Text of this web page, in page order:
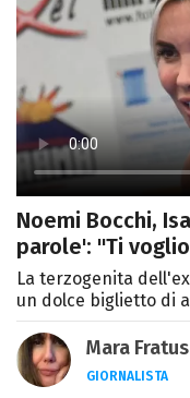
Noemi Bocchi,
parole': "Ti
La terzogenita
un dolce biglietto di
Mara Fratus
GIORNALISTA